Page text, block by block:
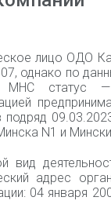
лицо ОДО
однако по
МНС статус —
подряд
N1 и
вид
адрес
04 января